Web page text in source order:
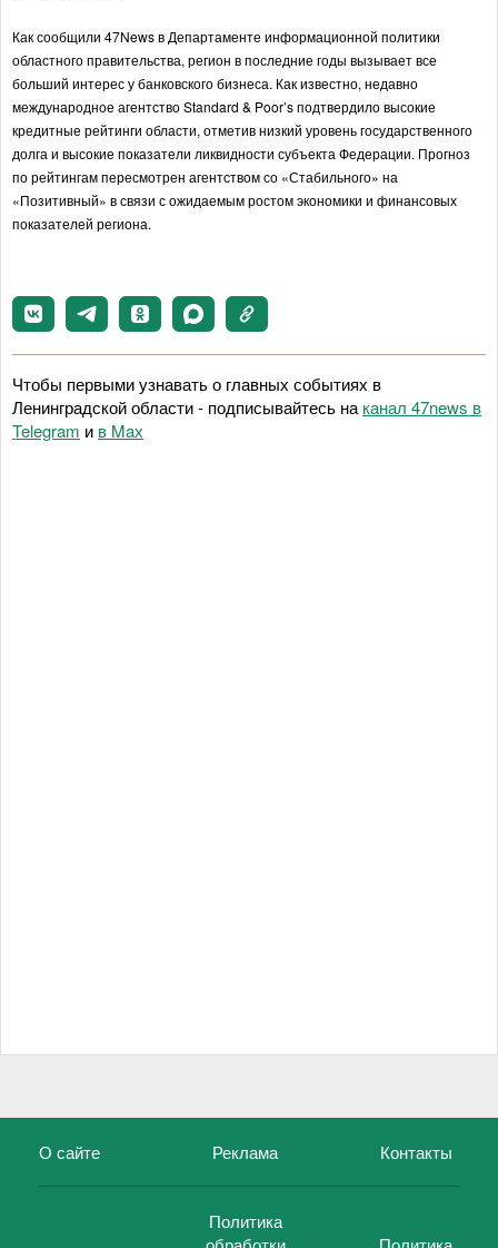
Как сообщили 47News в Департаменте информационной политики
областного правительства, регион в последние годы вызывает все
больший интерес у банковского бизнеса. Как известно, недавно
международное агентство Standard & Poor’s подтвердило высокие
кредитные рейтинги области, отметив низкий уровень государственного
долга и высокие показатели ликвидности субъекта Федерации. Прогноз
по рейтингам пересмотрен агентством со «Стабильного» на
«Позитивный» в связи с ожидаемым ростом экономики и финансовых
показателей региона.
Чтобы первыми узнавать о главных событиях в
Ленинградской области - подписывайтесь на канал 47news в
Telegram и в Maх
О сайте Реклама Контакты
Политика